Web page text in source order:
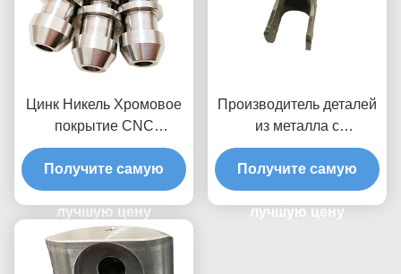
Цинк Никель Хромовое
покрытие CNC
Металлические детали
изготовитель Ra 0,8 - 0,1
Поверхностная отделка
Получите самую
лучшую цену
Производитель деталей
из металла с
ультрагладкой отделкой
Получите самую
лучшую цену